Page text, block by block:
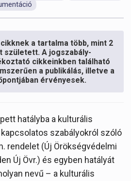
a tartalma több, mint 2
született. A jogszabály-
cikkeinkben található
a publikálás, illetve a
érvényesek.
hatályba a kulturális
szabályokról szóló
rendelet (Új Örökségvédelmi
Új Övr.) és egyben hatályát
nevű – a kulturális